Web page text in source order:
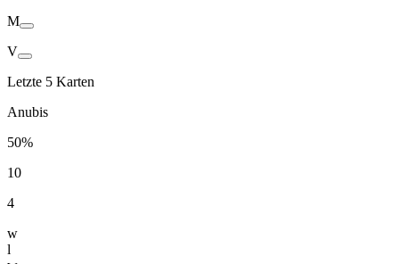
M
V
Letzte 5 Karten
Anubis
50%
10
4
w
l